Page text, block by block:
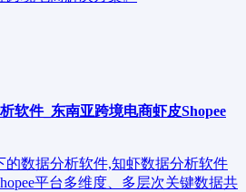
软件_东南亚跨境电商虾皮Shopee
的数据分析软件,知虾数据分析软件
平台多维度、多层次关键数据共